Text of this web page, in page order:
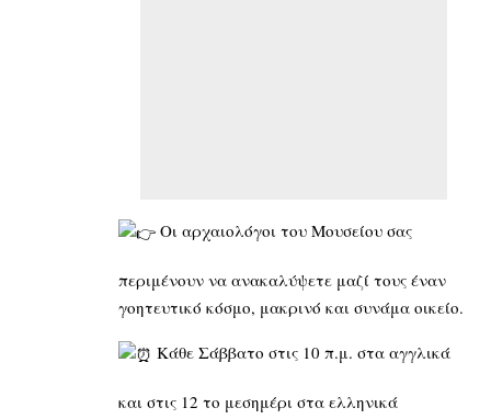
Οι αρχαιολόγοι του Μουσείου σας
περιμένουν να ανακαλύψετε μαζί τους έναν
γοητευτικό κόσμο, μακρινό και συνάμα οικείο.
Κάθε Σάββατο στις 10 π.μ. στα αγγλικά
και στις 12 το μεσημέρι στα ελληνικά